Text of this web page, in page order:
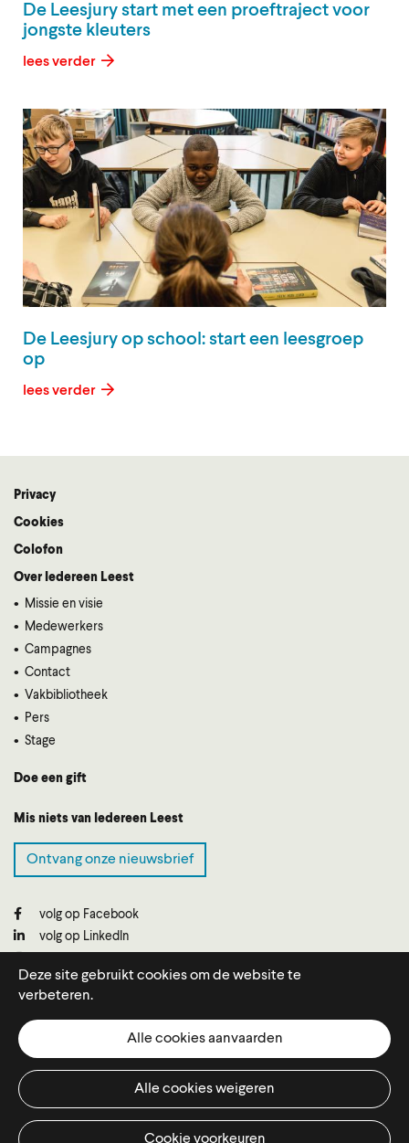
De Leesjury start met een proeftraject voor
jongste kleuters
lees verder
De Leesjury op school: start een leesgroep
op
lees verder
Voet
Privacy
Cookies
Colofon
Over Iedereen Leest
Missie en visie
Medewerkers
Campagnes
Contact
Vakbibliotheek
Pers
Stage
Doe een gift
Deze site gebruikt cookies om de website te
verbeteren.
Cookie voorkeuren
Alle cookies weigeren
Alle cookies aanvaarden
Mis niets van Iedereen Leest
Ontvang onze nieuwsbrief
volg op Facebook
volg op LinkedIn
Iedereen Leest wordt gesubsidieerd doorLiteratuur
Vlaanderen
, krijgt steun vanDaBooksen staat onder de
Hoge Bescherming van Hare Majesteit de Koningin.